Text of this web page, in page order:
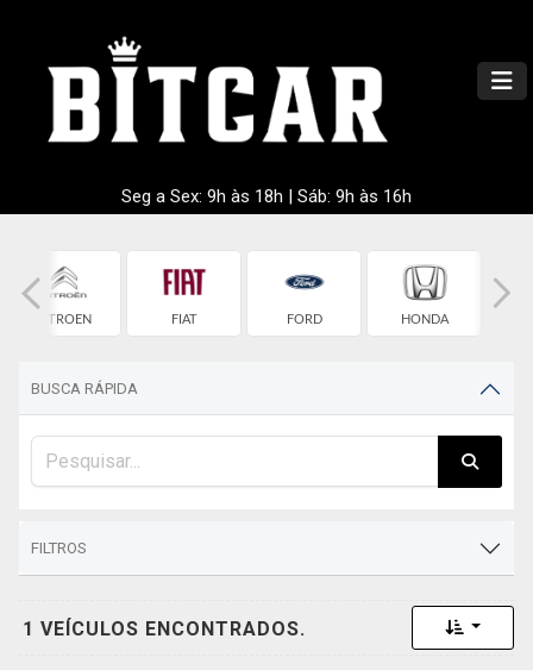
Seg a Sex: 9h às 18h | Sáb: 9h às 16h
CITROEN FIAT FORD HONDA
BUSCA RÁPIDA
FILTROS
1 VEÍCULOS ENCONTRADOS. Toggle